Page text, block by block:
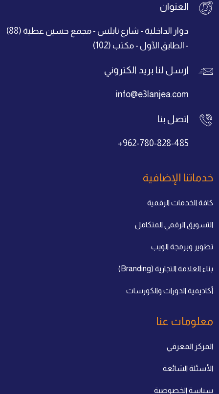
العنوان
دوار الداخلية - شارع نابلس - مجمع حسين عطية (88)
- الطابق الآول - مكتب (102)
ارسل لنا بريد الكتروني
info@e3lanjea.com
اتصل بنا
+962-780-828-485
خدماتنا الإضافية
كافة الخدمات الرقمية
التسويق الرقمي المتكامل
تطوير وبرمجة الويب
بناء العلامة التجارية (Branding)
أكاديمية الدورات والكورسات
معلومات عنا
المركز المعرفي
الأسئلة الشائعة
سياسة الخصوصية